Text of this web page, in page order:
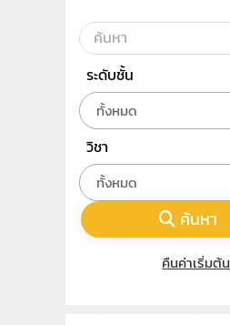
ระดับชั้น
ทั้งหมด
วิชา
ทั้งหมด
ค้นหา
คืนค่าเริ่มต้น